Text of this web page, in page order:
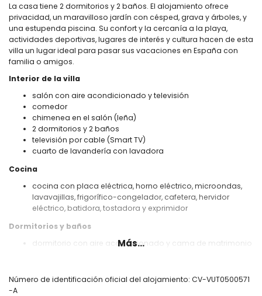
La casa tiene 2 dormitorios y 2 baños. El alojamiento ofrece
privacidad, un maravilloso jardín con césped, grava y árboles, y
una estupenda piscina. Su confort y la cercanía a la playa,
actividades deportivas, lugares de interés y cultura hacen de esta
villa un lugar ideal para pasar sus vacaciones en España con
familia o amigos.
Interior de la villa
salón con aire acondicionado y televisión
comedor
chimenea en el salón (leña)
2 dormitorios y 2 baños
televisión por cable (Smart TV)
cuarto de lavandería con lavadora
Cocina
cocina con placa eléctrica, horno eléctrico, microondas,
lavavajillas, frigorífico-congelador, cafetera, hervidor
eléctrico, batidora, tostadora y exprimidor
Dormitorios y baños
dormitorio con aire acondicionado y cama de matrimonio
(200 x 90cm)
Más...
Número de identificación oficial del alojamiento: CV-VUT0500571
-A